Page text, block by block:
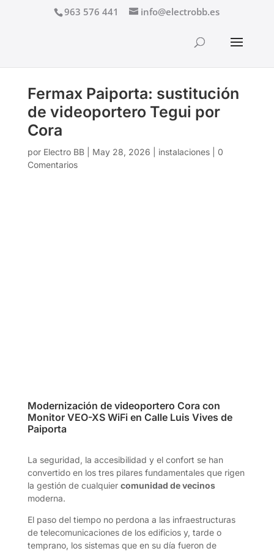
963 576 441 info@electrobb.es
Fermax Paiporta: sustitución
de videoportero Tegui por
Cora
por Electro BB| May 28, 2026 instalaciones| 0
Comentarios
Modernización de videoportero Cora con
Monitor VEO-XS WiFi en Calle Luis Vives de
Paiporta
La seguridad, la accesibilidad y el confort se han
convertido en los tres pilares fundamentales que rigen
la gestión de cualquier comunidad de vecinos
moderna.
El paso del tiempo no perdona a las infraestructuras
de telecomunicaciones de los edificios y, tarde o
temprano, los sistemas que en su día fueron de